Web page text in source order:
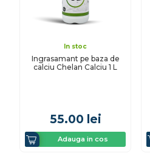
In stoc
Ingrasamant pe baza de
calciu Chelan Calciu 1 L
55.00 lei
Adauga in cos